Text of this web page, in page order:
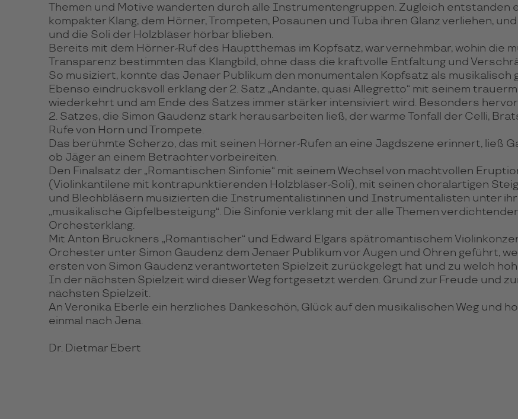
Themen und Motive wanderten durch alle Instrumentengruppen. Zugleich entstanden
kompakter Klang, dem Hörner, Trompeten, Posaunen und Tuba ihren Glanz verliehen,
und die Soli der Holzbläser hörbar blieben.
Bereits mit dem Hörner-Ruf des Hauptthemas im Kopfsatz, war vernehmbar, wohin die
Transparenz bestimmten das Klangbild, ohne dass die kraftvolle Entfaltung und
So musiziert, konnte das Jenaer Publikum den monumentalen Kopfsatz als
Ebenso eindrucksvoll erklang der 2. Satz „Andante, quasi Allegretto“ mit seinem
wiederkehrt und am Ende des Satzes immer stärker intensiviert wird. Besonders
2. Satzes, die Simon Gaudenz stark herausarbeiten ließ, der warme Tonfall der Celli,
Rufe von Horn und Trompete.
Das berühmte Scherzo, das mit seinen Hörner-Rufen an eine Jagdszene erinnert, ließ
ob Jäger an einem Betrachter vorbeireiten.
Den Finalsatz der „Romantischen Sinfonie“ mit seinem Wechsel von machtvollen
(Violinkantilene mit kontrapunktierenden Holzbläser-Soli), mit seinen choralartigen
und Blechbläsern musizierten die Instrumentalistinnen und Instrumentalisten unter
„musikalische Gipfelbesteigung“. Die Sinfonie verklang mit der alle Themen
Orchesterklang.
Mit Anton Bruckners „Romantischer“ und Edward Elgars spätromantischem
Orchester unter Simon Gaudenz dem Jenaer Publikum vor Augen und Ohren geführt,
ersten von Simon Gaudenz verantworteten Spielzeit zurückgelegt hat und zu welch
In der nächsten Spielzeit wird dieser Weg fortgesetzt werden. Grund zur Freude und
nächsten Spielzeit.
An Veronika Eberle ein herzliches Dankeschön, Glück auf den musikalischen Weg und
einmal nach Jena.
Dr. Dietmar Ebert